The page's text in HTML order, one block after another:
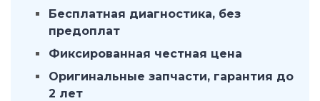
Бесплатная диагностика, без
предоплат
Фиксированная честная цена
Оригинальные запчасти, гарантия до
2 лет